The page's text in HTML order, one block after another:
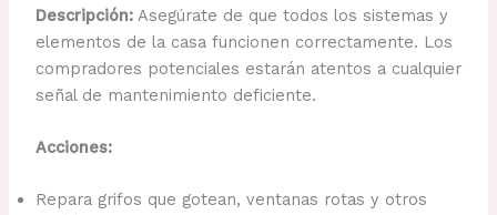
Descripción:Asegúrate de que todos los sistemas y
elementos de la casa funcionen correctamente. Los
compradores potenciales estarán atentos a cualquier
señal de mantenimiento deficiente.
Acciones:
Repara grifos que gotean, ventanas rotas y otros